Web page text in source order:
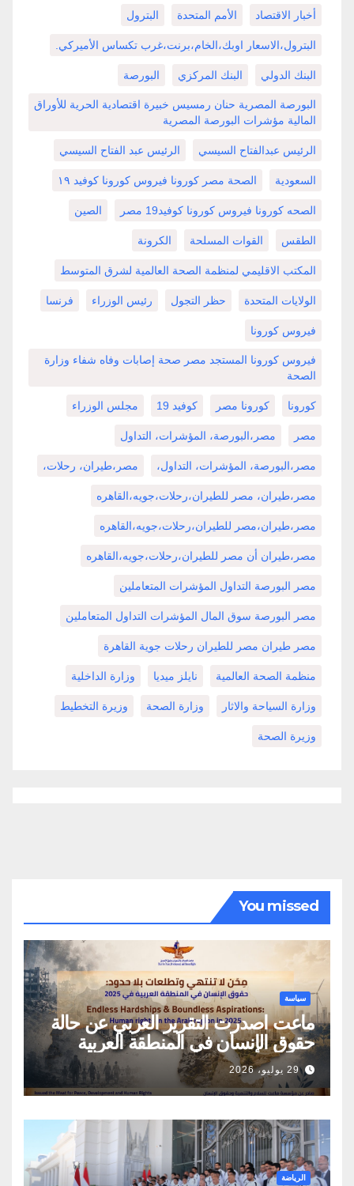
أخبار الاقتصاد الأمم المتحدة البترول
البترول،الاسعار اوبك،الخام،برنت،غرب تكساس الأميركي.
البنك الدولي البنك المركزي البورصة
البورصة المصرية حنان رمسيس خبيرة اقتصادية الحرية للأوراق
المالية مؤشرات البورصة المصرية
الرئيس عبدالفتاح السيسي الرئيس عبد الفتاح السيسي
السعودية الصحة مصر كورونا فيروس كورونا كوفيد ١٩
الصحه كورونا فيروس كورونا كوفيد19 مصر الصين
الطقس القوات المسلحة الكرونة
المكتب الاقليمي لمنظمة الصحة العالمية لشرق المتوسط
الولايات المتحدة حظر التجول رئيس الوزراء فرنسا
فيروس كورونا
فيروس كورونا المستجد مصر صحة إصابات وفاه شفاء وزارة
الصحة
كورونا كورونا مصر كوفيد 19 مجلس الوزراء
مصر مصر،البورصة، المؤشرات، التداول
مصر،البورصة، المؤشرات، التداول، مصر،طيران، رحلات،
مصر،طيران، مصر للطيران،رحلات،جويه،القاهره
مصر،طيران،مصر للطيران،رحلات،جويه،القاهره
مصر،طيران أن مصر للطيران،رحلات،جويه،القاهره
مصر البورصة التداول المؤشرات المتعاملين
مصر البورصة سوق المال المؤشرات التداول المتعاملين
مصر طيران مصر للطيران رحلات جوية القاهرة
منظمة الصحة العالمية نايلز ميديا وزارة الداخلية
وزارة السياحة والاثار وزارة الصحة وزيرة التخطيط
وزيرة الصحة
You missed
سياسة
ماعت اصدرت التقرير العربي عن حالة
حقوق الإنسان في المنطقة العربية
29 يوليو، 2026
الرياضة